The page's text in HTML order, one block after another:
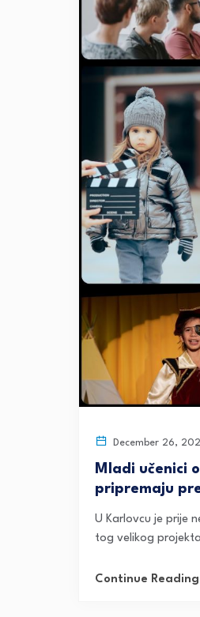
December 26,
Mladi učenici
pripremaju
U Karlovcu je prije
tog velikog
Continue Reading